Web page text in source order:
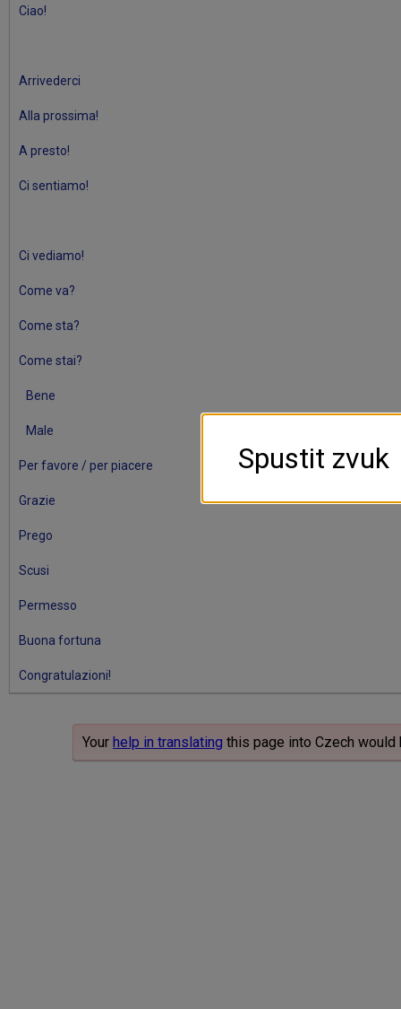
Ciao!
Arrivederci
Alla prossima!
A presto!
Ci sentiamo!
Ci vediamo!
Come va?
Come sta?
Come stai?
Bene
Male
Per favore / per piacere
Grazie
Prego
Scusi
Permesso
Buona fortuna
Congratulazioni!
Your help in translating this page into Czech
Spustit zvuk